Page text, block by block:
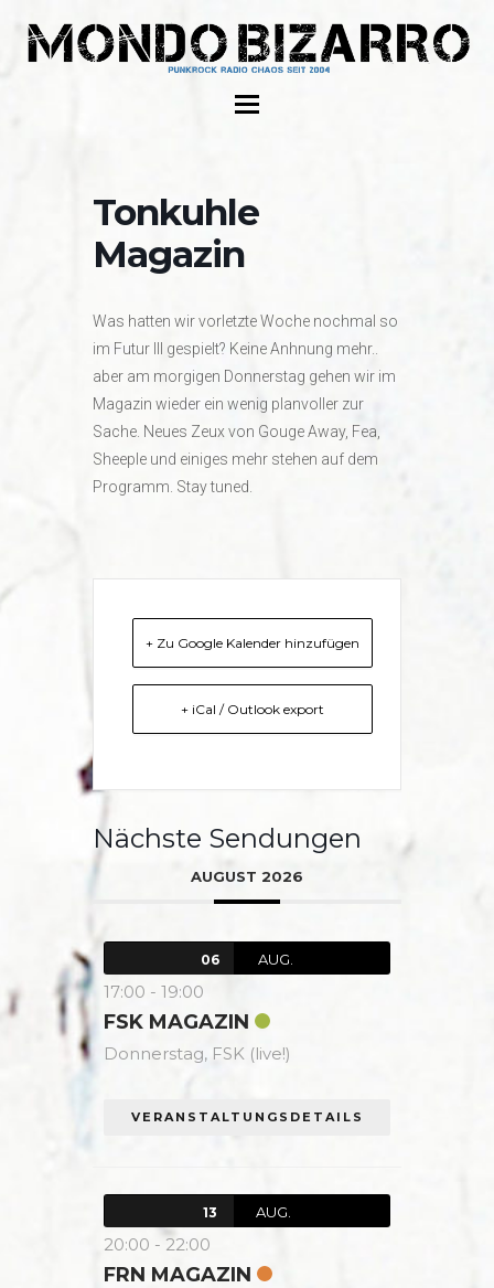
Tonkuhle
Magazin
Was hatten wir vorletzte Woche nochmal so
im Futur III gespielt? Keine Anhnung mehr..
aber am morgigen Donnerstag gehen wir im
Magazin wieder ein wenig planvoller zur
Sache. Neues Zeux von Gouge Away, Fea,
Sheeple und einiges mehr stehen auf dem
Programm. Stay tuned.
+ Zu Google Kalender hinzufügen
+ iCal / Outlook export
Nächste Sendungen
AUGUST 2026
06 AUG.
17:00 - 19:00
FSK MAGAZIN
Donnerstag, FSK (live!)
VERANSTALTUNGSDETAILS
13 AUG.
20:00 - 22:00
FRN MAGAZIN